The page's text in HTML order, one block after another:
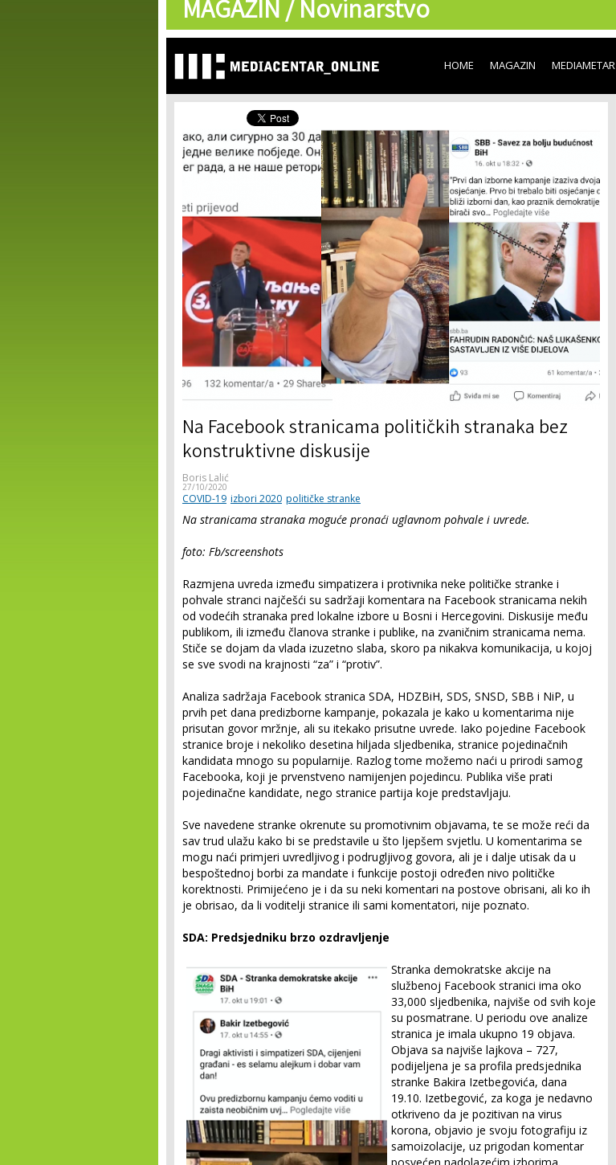
content
MAGAZIN /Novinarstvo
HOME MAGAZIN MEDIAMETAR
Na Facebook stranicama političkih stranaka bez
konstruktivne diskusije
Boris Lalić
27/10/2020
COVID-19 izbori 2020 političke stranke
Na stranicama stranaka moguće pronaći uglavnom pohvale i uvrede.
foto: Fb/screenshots
Razmjena uvreda između simpatizera i protivnika neke političke stranke i
pohvale stranci najčešći su sadržaji komentara na Facebook stranicama nekih
od vodećih stranaka pred lokalne izbore u Bosni i Hercegovini. Diskusije među
publikom, ili između članova stranke i publike, na zvaničnim stranicama nema.
Stiče se dojam da vlada izuzetno slaba, skoro pa nikakva komunikacija, u kojoj
se sve svodi na krajnosti “za” i “protiv”.
Analiza sadržaja Facebook stranica SDA, HDZBiH, SDS, SNSD, SBB i NiP, u
prvih pet dana predizborne kampanje, pokazala je kako u komentarima nije
prisutan govor mržnje, ali su itekako prisutne uvrede. Iako pojedine Facebook
stranice broje i nekoliko desetina hiljada sljedbenika, stranice pojedinačnih
kandidata mnogo su popularnije. Razlog tome možemo naći u prirodi samog
Facebooka, koji je prvenstveno namijenjen pojedincu. Publika više prati
pojedinačne kandidate, nego stranice partija koje predstavljaju.
Sve navedene stranke okrenute su promotivnim objavama, te se može reći da
sav trud ulažu kako bi se predstavile u što ljepšem svjetlu. U komentarima se
mogu naći primjeri uvredljivog i podrugljivog govora, ali je i dalje utisak da u
bespoštednoj borbi za mandate i funkcije postoji određen nivo političke
korektnosti. Primijećeno je i da su neki komentari na postove obrisani, ali ko ih
je obrisao, da li voditelji stranice ili sami komentatori, nije poznato.
SDA: Predsjedniku brzo ozdravljenje
Stranka demokratske akcije na
službenoj Facebook stranici ima oko
33,000 sljedbenika, najviše od svih koje
su posmatrane. U periodu ove analize
stranica je imala ukupno 19 objava.
Objava sa najviše lajkova – 727,
podijeljena je sa profila predsjednika
stranke Bakira Izetbegovića, dana
19.10. Izetbegović, za koga je nedavno
otkriveno da je pozitivan na virus
korona, objavio je svoju fotografiju iz
samoizolacije, uz prigodan komentar